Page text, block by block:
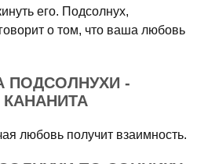
его. Подсолнух,
о том, что ваша любовь
ПОДСОЛНУХИ -
любовь получит взаимность.